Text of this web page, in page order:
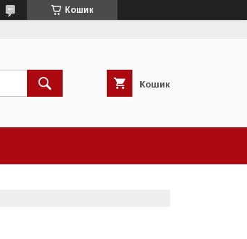
Кошик
Кошик